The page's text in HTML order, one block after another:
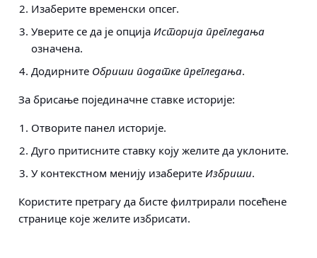
Изаберите временски опсег.
Уверите се да је опција Историја прегледања
означена.
Додирните Обриши податке прегледања.
За брисање појединачне ставке историје:
Отворите панел историје.
Дуго притисните ставку коју желите да уклоните.
У контекстном менију изаберите Избриши.
Користите претрагу да бисте филтрирали посећене
странице које желите избрисати.